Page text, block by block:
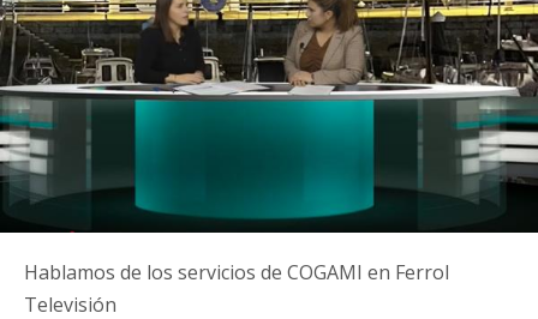
Hablamos de los servicios de COGAMI en Ferrol
Televisión